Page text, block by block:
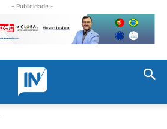
- Publicidade -